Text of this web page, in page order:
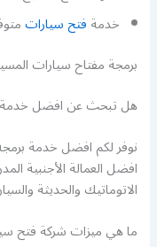
خدمةفتح سيارات
برمجة مفتاح سيارات
هل تبحث عن افضل خدمة
نوفر لكم افضل خدمة
افضل العمالة الأجنبية
الاتوماتيك والحديثة
ما هي ميزات شركة فتح